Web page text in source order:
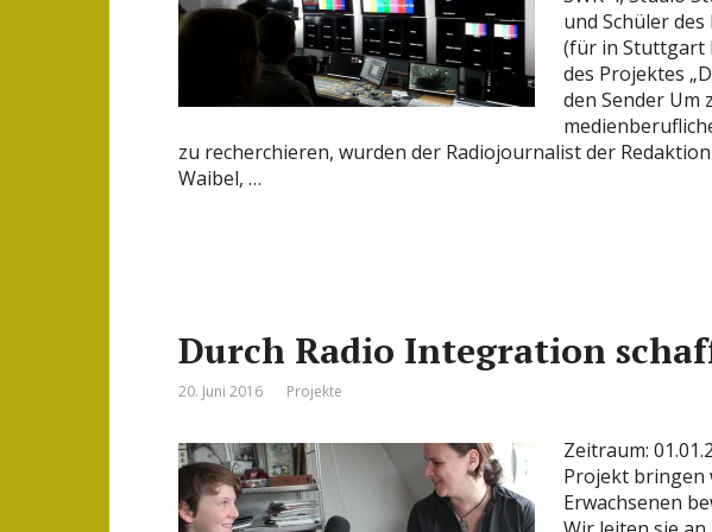
und Schüler
(für in Stuttgart
des Projektes
den Sender Um
zu recherchieren, wurden der Radiojournalist der
Waibel, …
Durch Radio Integration
20. Juni 2016 Projekte
Zeitraum:
Projekt bringen
Erwachsenen